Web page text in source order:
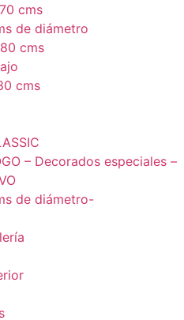
cms
de diámetro
cms
cms
– Decorados especiales –
de diámetro-